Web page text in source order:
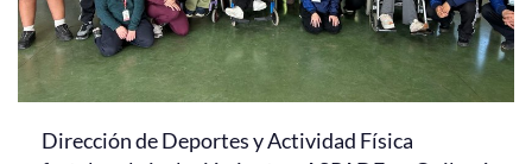
Dirección de Deportes y Actividad Física